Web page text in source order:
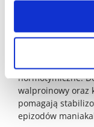
pacjenci byli
zaleceniami
W leczeniu
afektywna
normotymiczne.
walproinowy oraz
pomagają
epizodów